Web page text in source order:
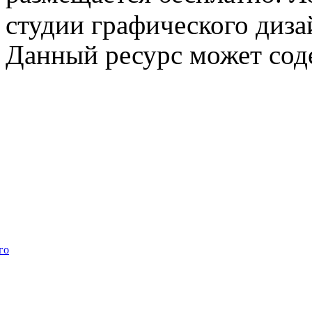
студии графического
Данный ресурс может